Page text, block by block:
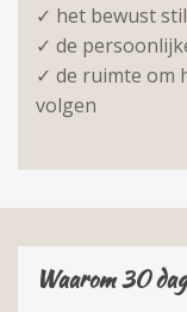
✓ het bewust
✓ de
✓ de ruimte om
volgen
Waarom 30